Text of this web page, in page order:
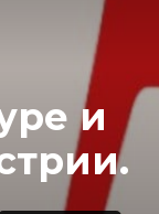
и